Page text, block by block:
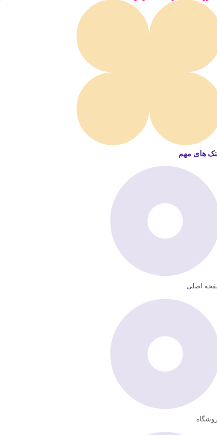
های مهم
اصلی